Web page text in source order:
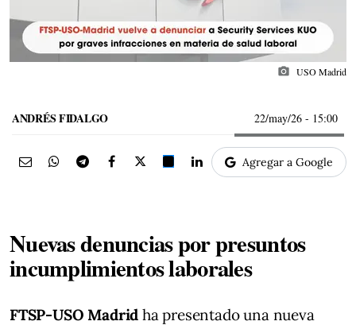
photo_camera USO Madrid
ANDRÉS FIDALGO 22/may/26 - 15:00
Agregar a Google
Nuevas denuncias por presuntos
incumplimientos laborales
FTSP-USO Madrid ha presentado una nueva